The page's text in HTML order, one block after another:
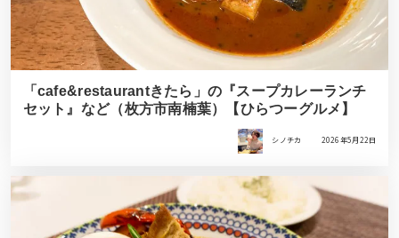
「cafe&restaurantきたら」の『スープカレーランチ
セット』など（枚方市南楠葉）【ひらつーグルメ】
シノチカ 2026年5月22日